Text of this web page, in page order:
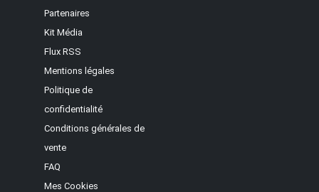
Partenaires
Kit Média
Flux RSS
Mentions légales
Politique de
confidentialité
Conditions générales de
vente
FAQ
Mes Cookies